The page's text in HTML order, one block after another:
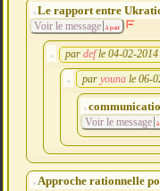
Le rapport entre
Voir le message à part
par def le 04-02-
par youna le 06-
Voir le message
à
Approche rationnelle